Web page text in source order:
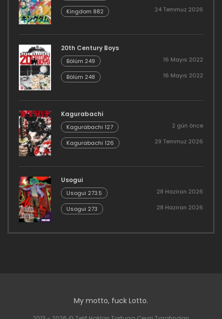
Kingdom 882 24 Temmuz 2026
20th Century Boys
Bölüm 249 16 Mayıs 2022
Bölüm 248 16 Mayıs 2022
Kagurabachi
Kagurabachi 127 2 gün önce
Kagurabachi 126 29 Temmuz 2026
Usogui
Usogui 273.5 28 Haziran 2026
Usogui 273 28 Haziran 2026
My motto, fuck Lotto.